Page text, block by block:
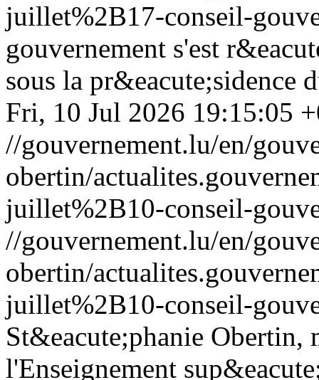
juillet%2B17-conseil-
gouvernement s'est
sous la pr&eacute;sidence
Fri, 10 Jul 2026 19:15:05
//gouvernement.lu/en/
obertin/
juillet%2B10-conseil-
//gouvernement.lu/en/
obertin/
juillet%2B10-conseil-
St&eacute;phanie Obertin,
l'Enseignement